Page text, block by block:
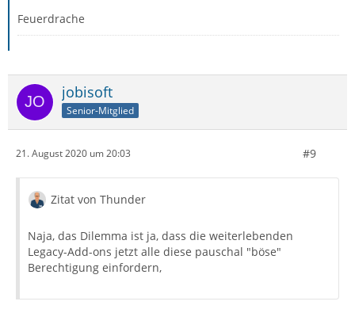
Feuerdrache
jobisoft
Senior-Mitglied
21. August 2020 um 20:03 #9
Zitat von Thunder
Naja, das Dilemma ist ja, dass die weiterlebenden
Legacy-Add-ons jetzt alle diese pauschal "böse"
Berechtigung einfordern,